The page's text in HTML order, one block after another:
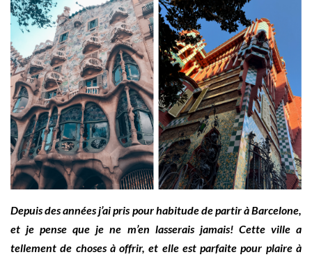
Depuis des années j’ai pris pour habitude de partir à Barcelone,
et je pense que je ne m’en lasserais jamais! Cette ville a
tellement de choses à offrir, et elle est parfaite pour plaire à